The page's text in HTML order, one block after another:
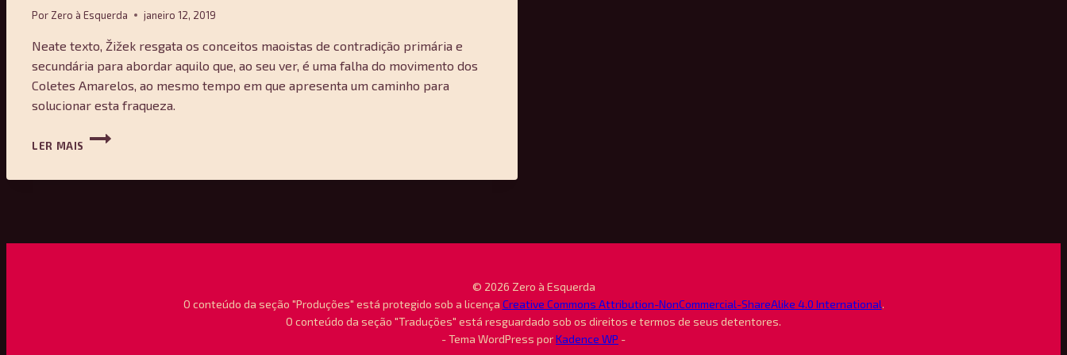
Por Zero à Esquerda janeiro 12, 2019
Neate texto, Žižek resgata os conceitos maoistas de contradição primária e
secundária para abordar aquilo que, ao seu ver, é uma falha do movimento dos
Coletes Amarelos, ao mesmo tempo em que apresenta um caminho para
solucionar esta fraqueza.
LER MAIS
COMO
OS
SLAVOJ
© 2026 Zero à Esquerda
O conteúdo da seção "Produções" está protegido sob a licença Creative Commons Attribution-NonCommercial-ShareAlike 4.0 International.
O conteúdo da seção "Traduções" está resguardado sob os direitos e termos de seus detentores.
- Tema WordPress porKadence WP -